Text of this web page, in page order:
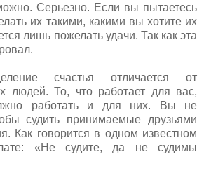
Серьезно. Если вы пытаетесь
их такими, какими вы хотите их
лишь пожелать удачи. Так как эта
счастья отличается от
людей. То, что работает для вас,
работать и для них. Вы не
судить принимаемые друзьями
Как говорится в одном известном
«Не судите, да не судимы